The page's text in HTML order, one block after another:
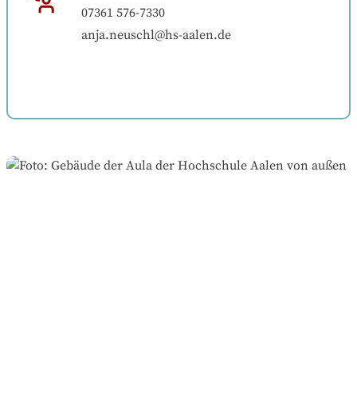
07361 576-7330
anja.neuschl@hs-aalen.de